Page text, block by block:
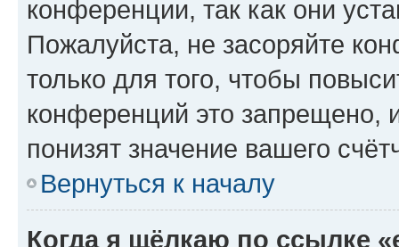
конференции, так как они
Пожалуйста, не засоряйте
только для того, чтобы
конференций это запрещено,
понизят значение вашего
Вернуться к началу
Когда я щёлкаю по ссылке